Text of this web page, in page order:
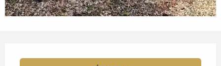
Ouverture et coordonnées